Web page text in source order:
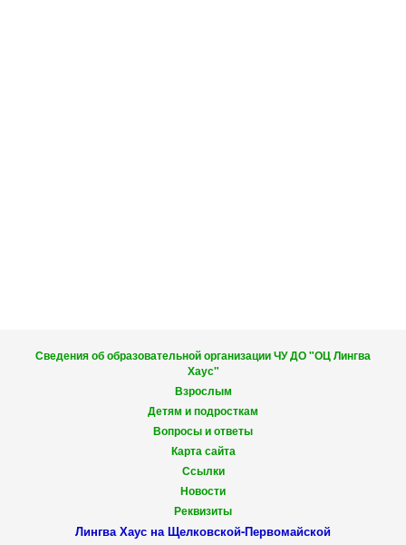
Сведения об образовательной организации ЧУ ДО "ОЦ Лингва
Хаус"
Взрослым
Детям и подросткам
Вопросы и ответы
Карта сайта
Ссылки
Новости
Реквизиты
Лингва Хаус на Щелковской-Первомайской